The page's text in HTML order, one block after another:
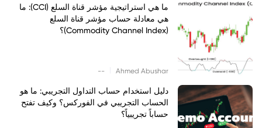
ما هي استراتيجية مؤشر قناة السلع (CCI): ما
هي معادلة حساب مؤشر قناة السلع
(Commodity Channel Index)؟
Ahmed Abushar
--
دليل استخدام حساب التداول التجريبي: ما هو
الحساب التجريبي في الفوركس؟ وكيف تفتح
حساباً تجريبياً؟